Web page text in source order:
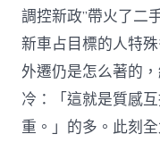
調控新政”帶火了二
新車占目標的人特
外遷仍是怎么著的
冷：「這就是質感
重。」的多。此刻